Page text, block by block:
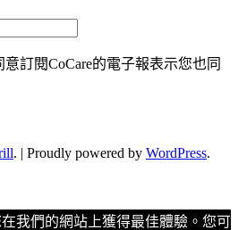
意訂閱CoCare的電子報表示您也同
. | Proudly powered by WordPress.
我們的網站上獲得最佳體驗。您可